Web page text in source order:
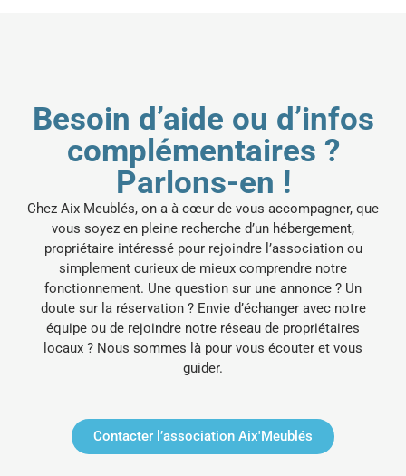
Besoin d’aide ou d’infos
complémentaires ?
Parlons-en !
Chez Aix Meublés, on a à cœur de vous accompagner, que
vous soyez en pleine recherche d’un hébergement,
propriétaire intéressé pour rejoindre l’association ou
simplement curieux de mieux comprendre notre
fonctionnement. Une question sur une annonce ? Un
doute sur la réservation ? Envie d’échanger avec notre
équipe ou de rejoindre notre réseau de propriétaires
locaux ? Nous sommes là pour vous écouter et vous
guider.
Contacter l’association Aix'Meublés